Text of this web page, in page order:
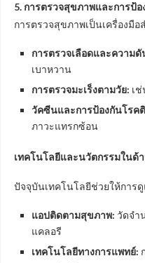
5. การตรวจสุขภาพและการป้อ
การตรวจสุขภาพเป็นเครื่องมื
การตรวจเลือดและความดั
เบาหวาน
การตรวจมะเร็งตามวัย: เ
วัคซีนและการป้องกันโรค
ภาวะแทรกซ้อน
เทคโนโลยีและนวัตกรรมในด้
ปัจจุบันเทคโนโลยีช่วยให้กา
แอปติดตามสุขภาพ: วัดจำ
แคลอรี
เทคโนโลยีทางการแพทย์: